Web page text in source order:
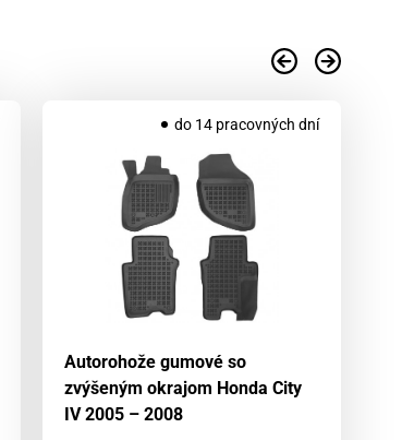
do 14 pracovných dní
Autorohože gumové so
zvýšeným okrajom Honda City
IV 2005 – 2008